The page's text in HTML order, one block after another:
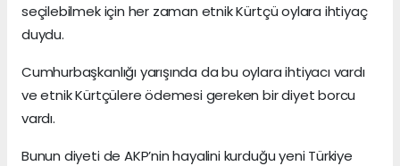
seçilebilmek için her zaman etnik Kürtçü oylara ihtiyaç
duydu.
Cumhurbaşkanlığı yarışında da bu oylara ihtiyacı vardı
ve etnik Kürtçülere ödemesi gereken bir diyet borcu
vardı.
Bunun diyeti de AKP’nin hayalini kurduğu yeni Türkiye